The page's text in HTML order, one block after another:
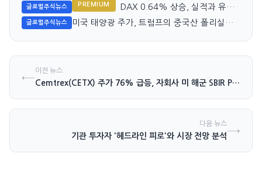
글로벌주식뉴스 PREMIUM
DAX 0.64% 상승, 실적과 유가
에 주목
글로벌주식뉴스
미국 태양광 주가, 트럼프의 중국산 폴리실리
←이전 뉴스
Cemtrex(CETX) 주가 76% 급등, 자회사 미 해군 SBIR Phase 1…
다음 뉴스
기관 투자자 '헤드라인 피로'와 시장 전망 분석→